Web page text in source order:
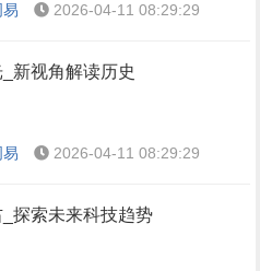
易 2026-04-11 08:29:29
_新视角解读历史
易 2026-04-11 08:29:29
探索未来科技趋势